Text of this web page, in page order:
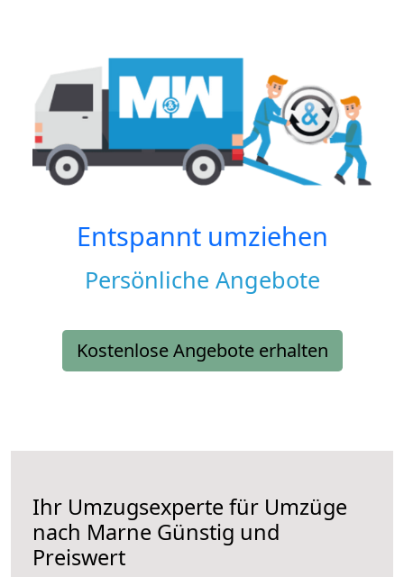
Entspannt umziehen
Persönliche Angebote
Kostenlose Angebote erhalten
Ihr Umzugsexperte für Umzüge
nach Marne Günstig und
Preiswert